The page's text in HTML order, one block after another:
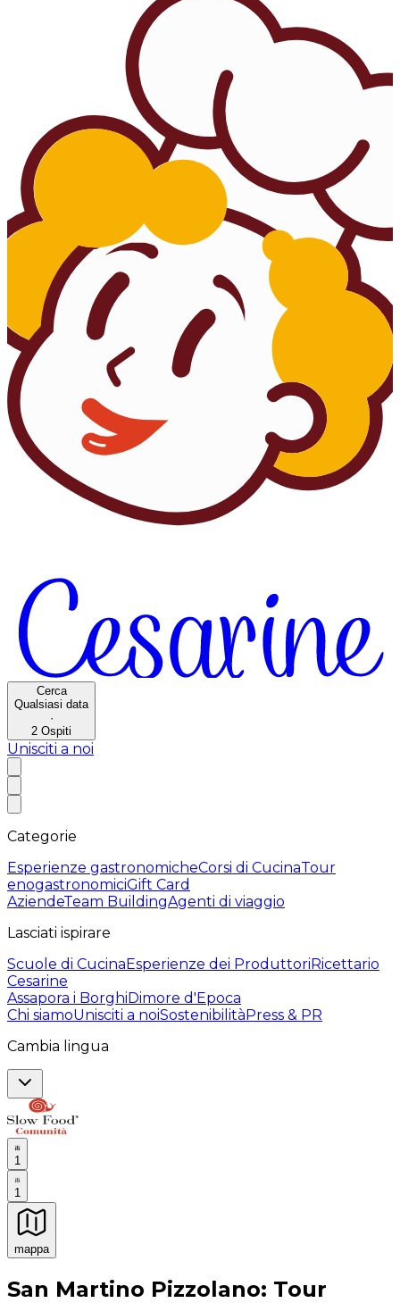
Cerca
Qualsiasi data
·
2 Ospiti
Unisciti a noi
Categorie
Esperienze gastronomicheCorsi di CucinaTour
enogastronomiciGift Card
AziendeTeam BuildingAgenti di viaggio
Lasciati ispirare
Scuole di CucinaEsperienze dei ProduttoriRicettario
Cesarine
Assapora i BorghiDimore d'Epoca
Chi siamoUnisciti a noiSostenibilitàPress & PR
Cambia lingua
1
1
mappa
Esperienze culinarie indimenticabili: Esperienze
San Martino Pizzolano: Tour